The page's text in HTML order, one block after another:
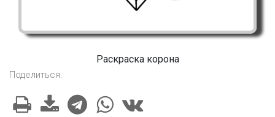
Раскраска корона
Поделиться: